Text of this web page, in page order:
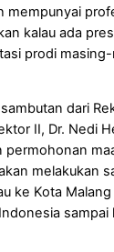
mempunyai
kalau ada
prodi
dari
II, Dr. Nedi
melakukan
ke Kota
sampai